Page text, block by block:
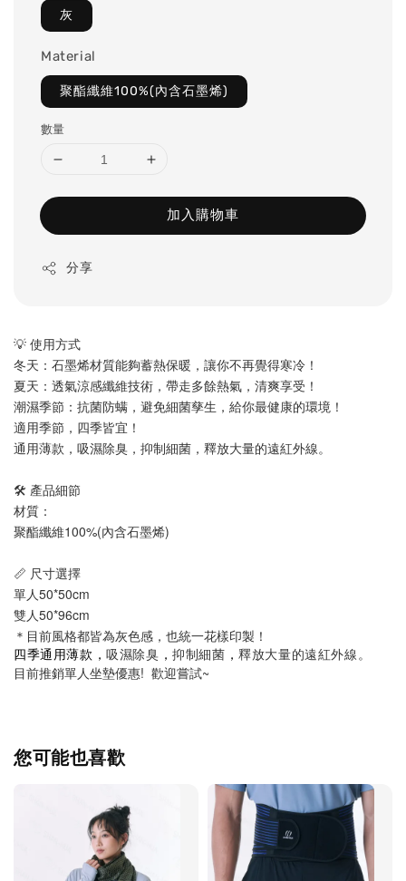
灰
Material
聚酯纖維100%(內含石墨烯)
數量
加入購物車
分享
💡 使用方式
冬天：石墨烯材質能夠蓄熱保暖，讓你不再覺得寒冷！
夏天：透氣涼感纖維技術，帶走多餘熱氣，清爽享受！
潮濕季節：抗菌防螨，避免細菌孳生，給你最健康的環境！
適用季節，四季皆宜！
通用薄款，吸濕除臭，抑制細菌，釋放大量的遠紅外線。
🛠️ 產品細節
材質：
聚酯纖維100%(內含石墨烯)
📏 尺寸選擇
單人50*50cm
雙人50*96cm
＊目前風格都皆為灰色感，也統一花樣印製！
四季通用薄款，吸濕除臭 ，抑制細菌 ，釋放大量的遠紅外線。
目前推銷單人坐墊優惠!  歡迎嘗試~
您可能也喜歡